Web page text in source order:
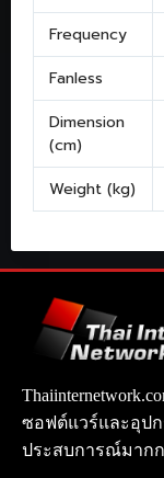
Frequency
Fanless
Dimension
(cm)
Weight (kg)
ซอฟต์แวร์และอุป
ประสบการณ์มากก